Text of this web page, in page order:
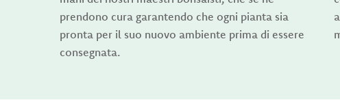
prendono cura garantendo che ogni pianta sia
pronta per il suo nuovo ambiente prima di essere
consegnata.